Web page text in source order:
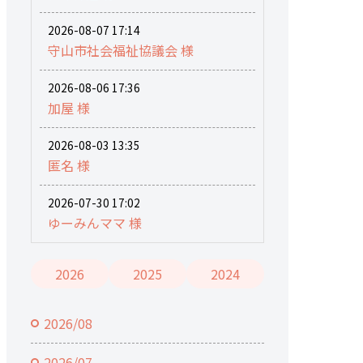
2026-08-07 17:14
守山市社会福祉協議会 様
2026-08-06 17:36
加屋 様
2026-08-03 13:35
匿名 様
2026-07-30 17:02
ゆーみんママ 様
2026 2025 2024
2026/08